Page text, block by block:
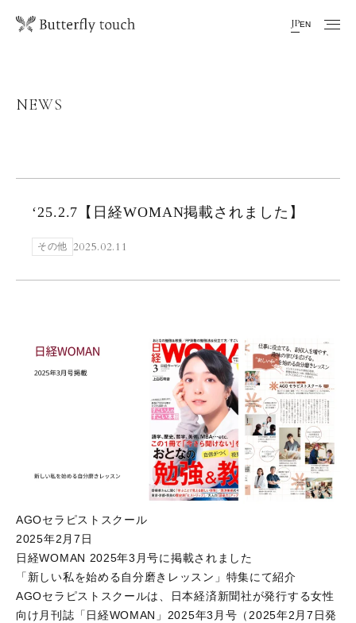
EN
JP
NEWS
‘25.2.7【日経WOMAN掲載されました】
その他 2025.02.11
AGOセラピストスクール
2025年2月7日
日経WOMAN 2025年3月号に掲載されました
「新しい私を始める自分磨きレッスン」特集にて紹介
AGOセラピストスクールは、日本経済新聞社が発行する女性
向け月刊誌「日経WOMAN」2025年3月号（2025年2月7日発